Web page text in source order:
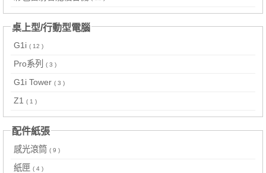
桌上型/行動型電腦
G1i ( 12 )
Pro系列 ( 3 )
G1i Tower ( 3 )
Z1 ( 1 )
配件紙張
感光滾筒 ( 9 )
紙匣 ( 4 )